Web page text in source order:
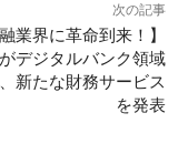
次の記事
融業界に革命到来！】
デジタルバンク領域
新たな財務サービス
を発表